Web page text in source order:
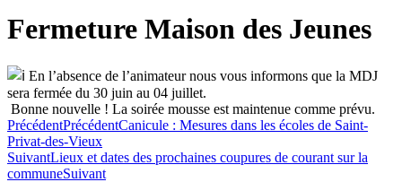
Fermeture Maison des Jeunes
En l’absence de l’animateur nous vous informons que la MDJ
sera fermée du 30 juin au 04 juillet.
Bonne nouvelle ! La soirée mousse est maintenue comme prévu.
PrécédentPrécédentCanicule : Mesures dans les écoles de Saint-
Privat-des-Vieux
SuivantLieux et dates des prochaines coupures de courant sur la
communeSuivant